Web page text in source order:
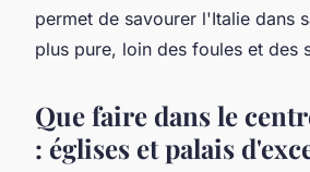
permet de savourer l'Italie dans
plus pure, loin des foules et des
Que faire dans le
: églises et palais